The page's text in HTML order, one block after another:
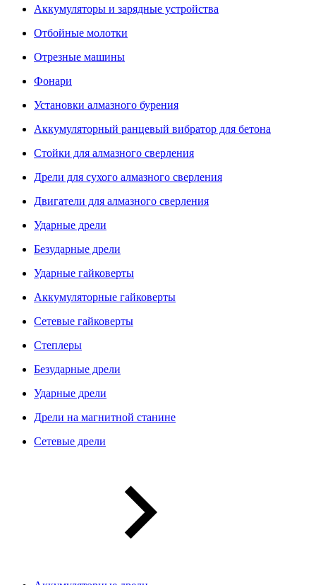
Аккумуляторы и зарядные устройства
Отбойные молотки
Отрезные машины
Фонари
Установки алмазного бурения
Аккумуляторный ранцевый вибратор для бетона
Стойки для алмазного сверления
Дрели для сухого алмазного сверления
Двигатели для алмазного сверления
Ударные дрели
Безударные дрели
Ударные гайковерты
Аккумуляторные гайковерты
Сетевые гайковерты
Степлеры
Безударные дрели
Ударные дрели
Дрели на магнитной станине
Сетевые дрели